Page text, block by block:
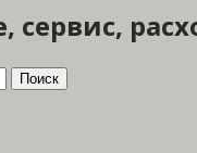
сервис,